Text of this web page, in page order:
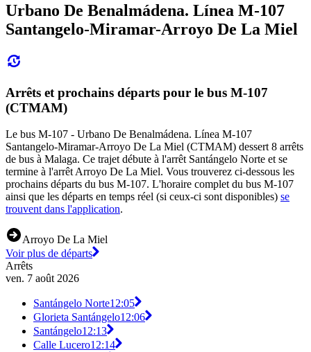
Urbano De Benalmádena. Línea M-107
Santangelo-Miramar-Arroyo De La Miel
Arrêts et prochains départs pour le bus M-107
(CTMAM)
Le bus M-107 - Urbano De Benalmádena. Línea M-107
Santangelo-Miramar-Arroyo De La Miel (CTMAM) dessert 8 arrêts
de bus à Malaga. Ce trajet débute à l'arrêt Santángelo Norte et se
termine à l'arrêt Arroyo De La Miel. Vous trouverez ci-dessous les
prochains départs du bus M-107. L'horaire complet du bus M-107
ainsi que les départs en temps réel (si ceux-ci sont disponibles) se
trouvent dans l'application.
Arroyo De La Miel
Voir plus de départs
Arrêts
ven. 7 août 2026
Santángelo Norte12:05
Glorieta Santángelo12:06
Santángelo12:13
Calle Lucero12:14